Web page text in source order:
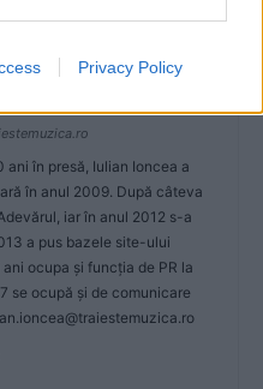
Privacy Policy
ani în presă, Iulian Ioncea a
în anul 2009. După câteva
iar în anul 2012 s-a
a pus bazele site-ului
ocupa și funcția de PR la
se ocupă și de comunicare